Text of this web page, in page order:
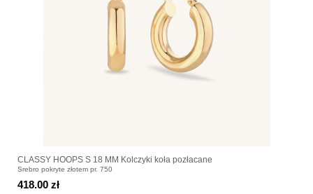
CLASSY HOOPS S 18 MM Kolczyki koła pozłacane
Srebro pokryte złotem pr. 750
418.00 zł